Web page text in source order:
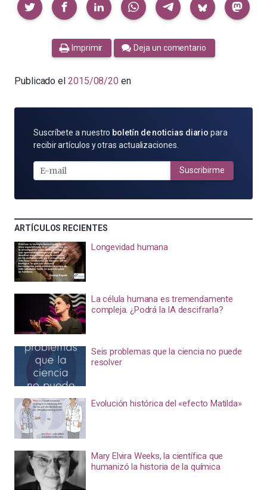
Imprimir Deja un comentario
Publicado el 2015/08/20 en
SUSCRÍBETE
POR
MAIL
Suscríbete a nuestro boletín de noticias diario para
recibir artículos y otras actualizaciones.
Suscribirme
ARTÍCULOS RECIENTES
Longevidad humana
La célula humana es tremendamente
compleja. ¿Podrá la IA descifrarla?
Seis problemas que la ciencia no puede
resolver
Evolución histórica del «efecto Matilda»
Mary Elvira Weeks, la científica que
humanizó la historia de la química